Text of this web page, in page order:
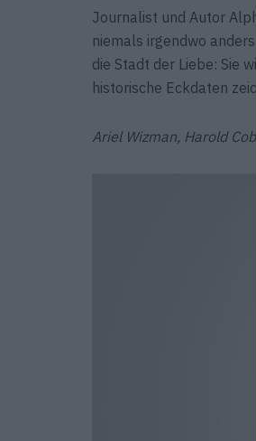
Journalist und Autor
niemals irgendwo
die Stadt der Liebe: Sie
historische Eckdaten
Ariel Wizman, Harold